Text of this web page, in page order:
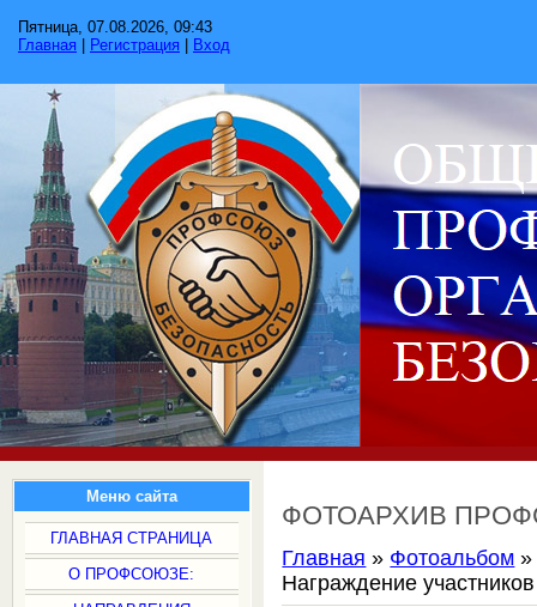
Пятница, 07.08.2026, 09:43
Главная
Регистрация Вход
Меню сайта
ГЛАВНАЯ СТРАНИЦА
О ПРОФСОЮЗЕ:
ФОТОАРХИВ
Главная » Фотоальбом
Награждение